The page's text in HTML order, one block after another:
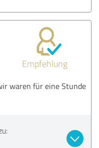
Empfehlung
waren für eine Stunde